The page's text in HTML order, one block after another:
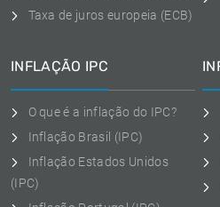
Taxa de juros europeia (ECB)
INFLAÇÃO IPC
O que é a inflação do IPC?
Inflação Brasil (IPC)
Inflação Estados Unidos
(IPC)